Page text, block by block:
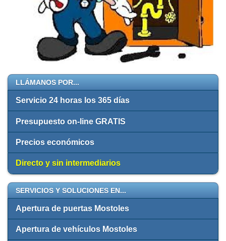
LLÁMANOS POR...
Servicio 24 horas los 365 días
Presupuesto on-line GRATIS
Precios económicos
Directo y sin intermediarios
SERVICIOS Y SOLUCIONES EN...
Apertura de puertas Mostoles
Apertura de vehículos Mostoles